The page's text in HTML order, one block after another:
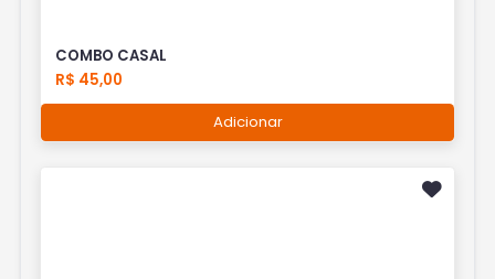
COMBO CASAL
R$ 45,00
Adicionar